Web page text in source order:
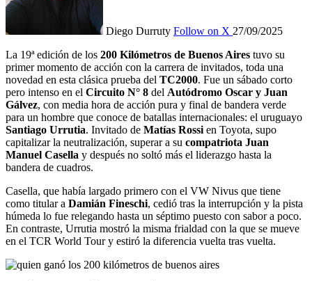
Diego Durruty Follow on X 27/09/2025
La 19ª edición de los 200 Kilómetros de Buenos Aires tuvo su
primer momento de acción con la carrera de invitados, toda una
novedad en esta clásica prueba del TC2000. Fue un sábado corto
pero intenso en el Circuito N° 8 del Autódromo Oscar y Juan
Gálvez, con media hora de acción pura y final de bandera verde
para un hombre que conoce de batallas internacionales: el uruguayo
Santiago Urrutia. Invitado de Matías Rossi en Toyota, supo
capitalizar la neutralización, superar a su compatriota Juan
Manuel Casella y después no soltó más el liderazgo hasta la
bandera de cuadros.
Casella, que había largado primero con el VW Nivus que tiene
como titular a Damián Fineschi, cedió tras la interrupción y la pista
húmeda lo fue relegando hasta un séptimo puesto con sabor a poco.
En contraste, Urrutia mostró la misma frialdad con la que se mueve
en el TCR World Tour y estiró la diferencia vuelta tras vuelta.